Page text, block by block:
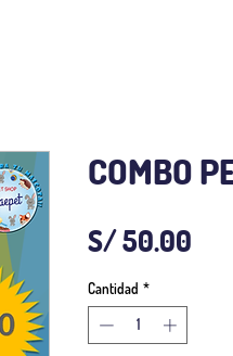
COMBO
S/ 50.00
Cantidad *